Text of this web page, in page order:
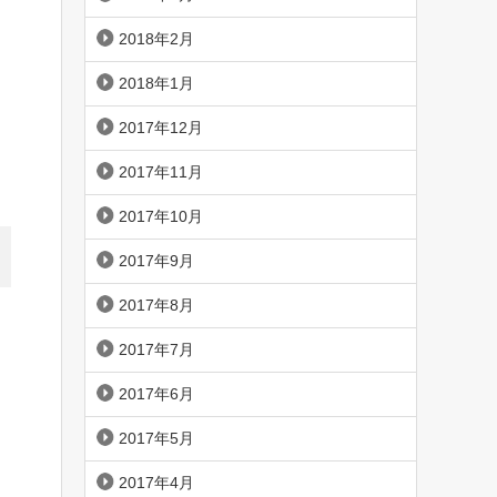
2018年2月
2018年1月
2017年12月
2017年11月
2017年10月
2017年9月
2017年8月
2017年7月
2017年6月
2017年5月
2017年4月